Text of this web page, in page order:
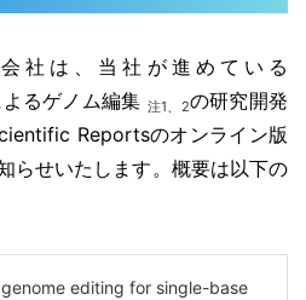
社は、当社が進めている
るゲノム編集 注1、2の研究開発
Reportsのオンライン版
らせいたします。概要は以下の
editing for single-base